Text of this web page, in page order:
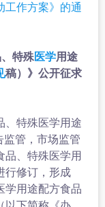
工作方案》的通
特殊医学用途
稿）》公开征求
特殊医学用途
监管，市场监管
品、特殊医学用
行修订，形成
学用途配方食品